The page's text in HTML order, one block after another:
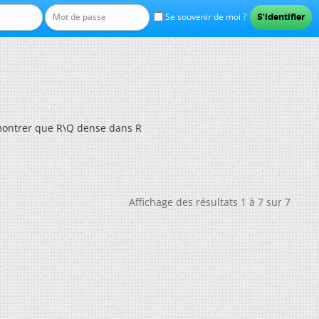
Se souvenir de moi ?
que R\Q dense dans R
Affichage des résultats 1 à 7 sur 7